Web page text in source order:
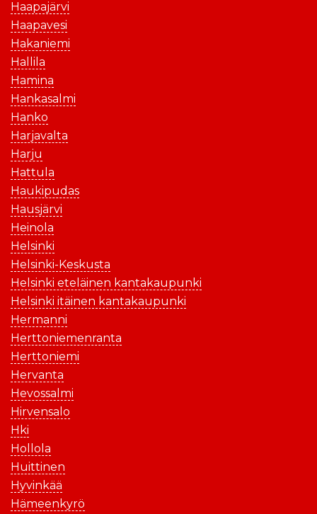
Haapajärvi
Haapavesi
Hakaniemi
Hallila
Hamina
Hankasalmi
Hanko
Harjavalta
Harju
Hattula
Haukipudas
Hausjärvi
Heinola
Helsinki
Helsinki-Keskusta
Helsinki eteläinen kantakaupunki
Helsinki itäinen kantakaupunki
Hermanni
Herttoniemenranta
Herttoniemi
Hervanta
Hevossalmi
Hirvensalo
Hki
Hollola
Huittinen
Hyvinkää
Hämeenkyrö